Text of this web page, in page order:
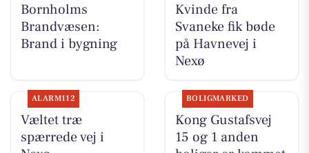
Bornholms
Brandvæsen:
Brand i bygning
Kvinde fra
Svaneke fik bøde
på Havnevej i
Nexø
ALARM112
Væltet træ
spærrede vej i
BOLIGMARKED
Kong Gustafsvej
15 og 1 anden